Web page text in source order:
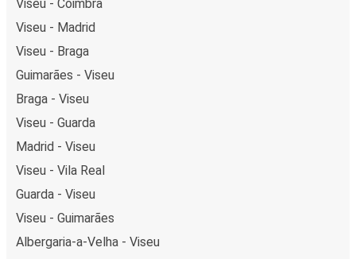
Viseu - Coimbra
Viseu - Madrid
Viseu - Braga
Guimarães - Viseu
Braga - Viseu
Viseu - Guarda
Madrid - Viseu
Viseu - Vila Real
Guarda - Viseu
Viseu - Guimarães
Albergaria-a-Velha - Viseu